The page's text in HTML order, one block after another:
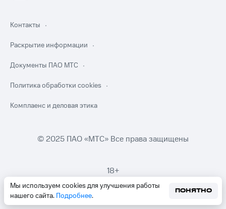
Мы используем cookies для улучшения работы
нашего сайта. Подробнее.
ПОНЯТНО
Контакты
Раскрытие информации
Документы ПАО МТС
Политика обработки cookies
Комплаенс и деловая этика
© 2025 ПАО «МТС» Все права защищены
18+